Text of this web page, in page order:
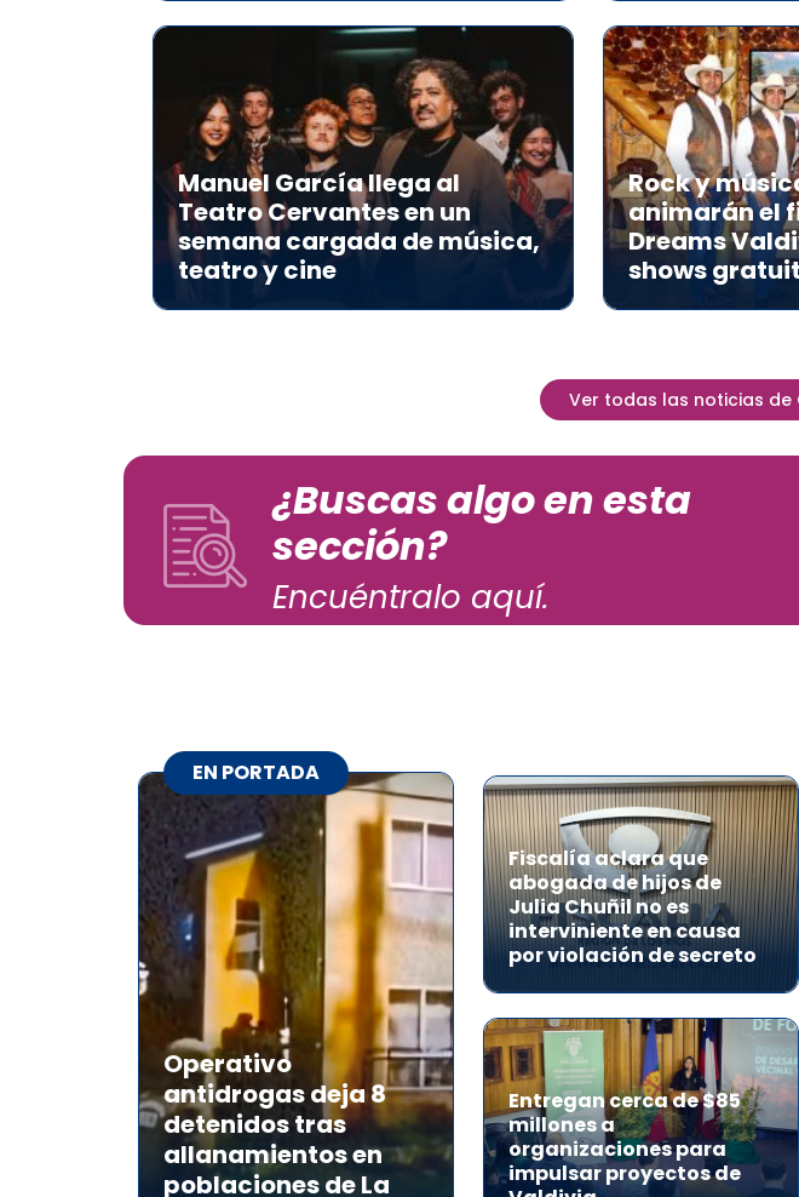
Manuel García llega al
Teatro Cervantes en un
semana cargada de música,
teatro y cine
Rock y
animarán el
Dreams
shows
Ver todas las noticias de
¿Buscas algo en esta
sección?
Encuéntralo aquí.
EN PORTADA
Operativo
antidrogas deja 8
detenidos tras
allanamientos en
poblaciones de La
Fiscalía aclara que
abogada de hijos de
Julia Chuñil no es
interviniente en causa
por violación de secreto
Entregan cerca de $85
millones a
organizaciones para
impulsar proyectos de